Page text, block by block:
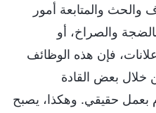
والحث والمتابعة أمور
والصراخ، أو
فإن هذه الوظائف
خلال بعض القادة
بعمل حقيقي. وهكذا، يصبح